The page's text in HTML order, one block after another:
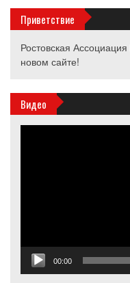
Приветствие
Ростовская
новом сайте!
Видео
00:00